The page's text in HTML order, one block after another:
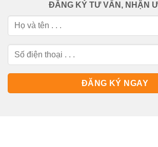
ĐĂNG KÝ TƯ VẤN, NHẬN